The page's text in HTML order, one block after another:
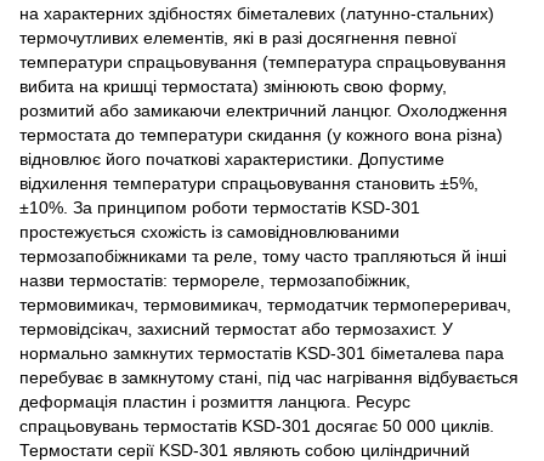
на характерних здібностях біметалевих (латунно-стальних)
термочутливих елементів, які в разі досягнення певної
температури спрацьовування (температура спрацьовування
вибита на кришці термостата) змінюють свою форму,
розмитий або замикаючи електричний ланцюг. Охолодження
термостата до температури скидання (у кожного вона різна)
відновлює його початкові характеристики. Допустиме
відхилення температури спрацьовування становить ±5%,
±10%. За принципом роботи термостатів KSD-301
простежується схожість із самовідновлюваними
термозапобіжниками та реле, тому часто трапляються й інші
назви термостатів: термореле, термозапобіжник,
термовимикач, термовимикач, термодатчик термопереривач,
термовідсікач, захисний термостат або термозахист. У
нормально замкнутих термостатів KSD-301 біметалева пара
перебуває в замкнутому стані, під час нагрівання відбувається
деформація пластин і розмиття ланцюга. Ресурс
спрацьовувань термостатів KSD-301 досягає 50 000 циклів.
Термостати серії KSD-301 являють собою циліндричний